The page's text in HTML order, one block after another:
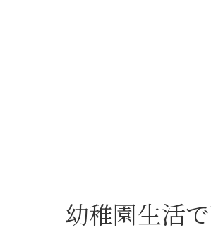
幼稚園生活